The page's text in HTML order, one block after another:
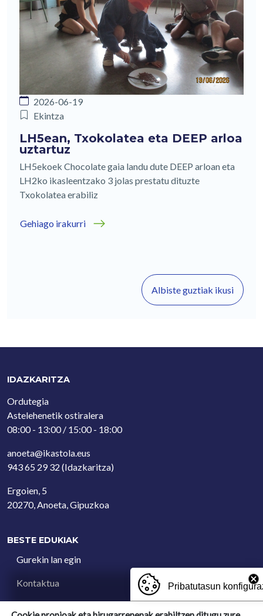
2026-06-19
Ekintza
LH5ean, Txokolatea eta DEEP arloa
uztartuz
LH5ekoek Chocolate gaia landu dute DEEP arloan eta
LH2ko ikasleentzako 3 jolas prestatu dituzte
Txokolatea erabiliz
Gehiago irakurri
Albiste guztiak ikusi
IDAZKARITZA
Ordutegia
Astelehenetik ostiralera
08:00 - 13:00 / 15:00 - 18:00
anoeta@ikastola.eus
943 65 29 32 (Idazkaritza)
Ergoien, 5
20270, Anoeta, Gipuzkoa
BESTE EDUKIAK
Gurekin lan egin
Kontaktua Pribatutasun